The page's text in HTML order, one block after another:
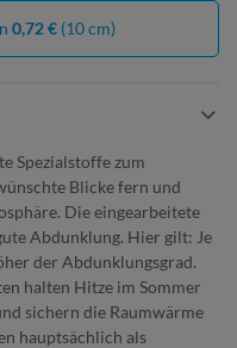
0,72 € (10 cm)
Spezialstoffe zum
Blicke fern und
Die eingearbeitete
Abdunklung. Hier gilt: Je
der Abdunklungsgrad.
halten Hitze im Sommer
sichern die Raumwärme
hauptsächlich als